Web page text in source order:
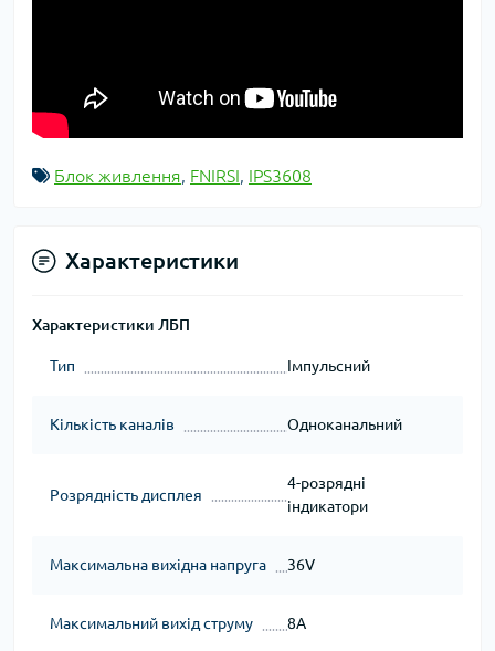
Блок живлення, FNIRSI, IPS3608
Характеристики
Характеристики ЛБП
Тип Імпульсний
Кількість каналів Одноканальний
Розрядність дисплея
4-розрядні
індикатори
Максимальна вихідна напруга 36V
Максимальний вихід струму 8A